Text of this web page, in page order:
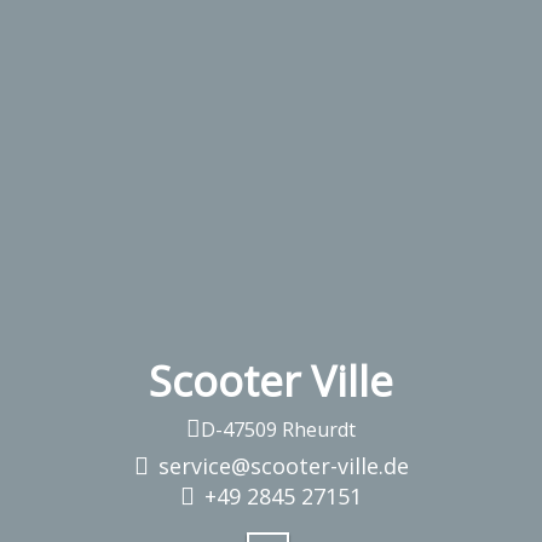
Scooter Ville
D-47509 Rheurdt
service@scooter-ville.de
+49 2845 27151